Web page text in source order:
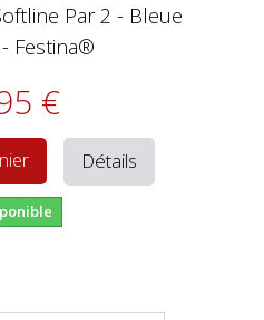
Par 2 - Bleue
Festina®
€
Détails